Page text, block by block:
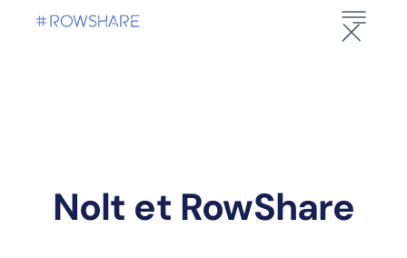
Nolt et RowShare